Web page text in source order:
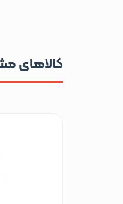
کالاهای